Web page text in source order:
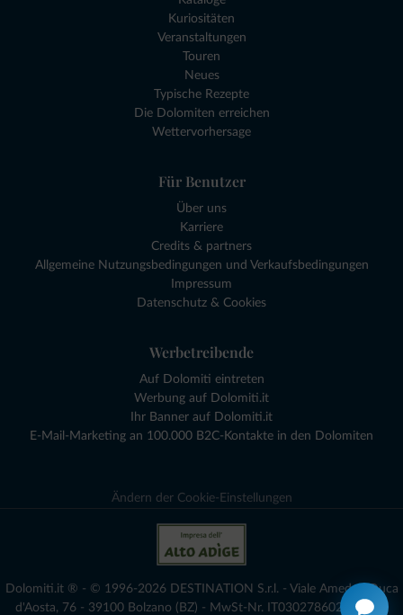
Kuriositäten
Veranstaltungen
Touren
Neues
Typische Rezepte
Die Dolomiten erreichen
Wettervorhersage
Für Benutzer
Über uns
Karriere
Credits & partners
Allgemeine Nutzungsbedingungen und Verkaufsbedingungen
Impressum
Datenschutz & Cookies
Werbetreibende
Auf Dolomiti eintreten
Werbung auf Dolomiti.it
Ihr Banner auf Dolomiti.it
E-Mail-Marketing an 100.000 B2C-Kontakte in den Dolomiten
Ändern der Cookie-Einstellungen
Dolomiti.it ® - © 1996-2026 DESTINATION S.r.l. - Viale Amedeo Duca
d'Aosta, 76 - 39100 Bolzano (BZ) - MwSt-Nr. IT03027860216 - voll